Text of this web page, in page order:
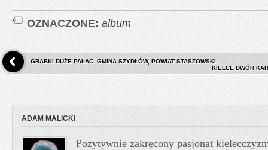
OZNACZONE: album
GRABKI DUŻE PAŁAC. GMINA SZYDŁÓW, POWIAT STASZOWSKI.
KIELCE DWÓR
ADAM MALICKI
Pozytywnie zakręcony pasjonat